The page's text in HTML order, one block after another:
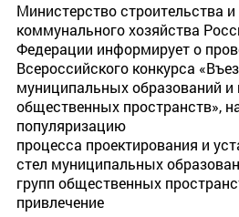
Министерство строительства
коммунального хозяйства
Федерации информирует о
Всероссийского конкурса
муниципальных образований
общественных пространств»,
популяризацию
процесса проектирования и
стел муниципальных
групп общественных
привлечение